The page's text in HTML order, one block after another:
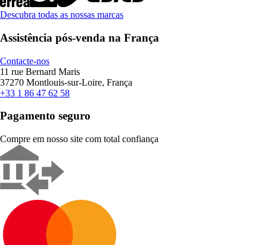
Descubra todas as nossas marcas
Assistência pós-venda na França
Contacte-nos
11 rue Bernard Maris
37270 Montlouis-sur-Loire, França
+33 1 86 47 62 58
Pagamento seguro
Compre em nosso site com total confiança